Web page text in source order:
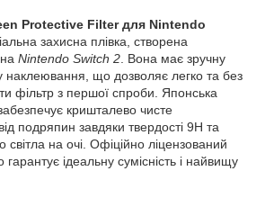
Protective Filter для Nintendo
захисна плівка, створена
Nintendo Switch 2 . Вона має зручну
наклеювання, що дозволяє легко та без
фільтр з першої спроби. Японська
кришталево чисте
подряпин завдяки твердості 9H та
світла на очі. Офіційно ліцензований
гарантує ідеальну сумісність і найвищу